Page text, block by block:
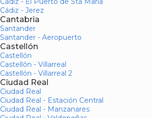
Cádiz - Jerez
Cantabria
Santander
Santander - Aeropuerto
Castellón
Castellón
Castellón - Villarreal
Castellón - Villarreal 2
Ciudad Real
Ciudad Real
Ciudad Real - Estación Central
Ciudad Real - Manzanares